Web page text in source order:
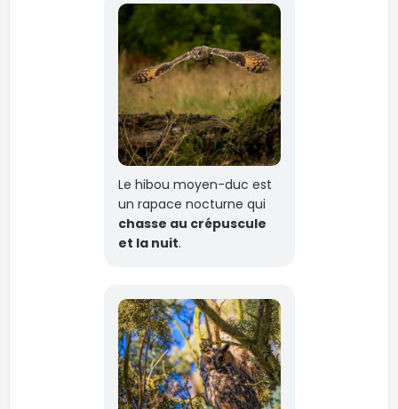
Le hibou moyen-duc est
un rapace nocturne qui
chasse au crépuscule
et la nuit.